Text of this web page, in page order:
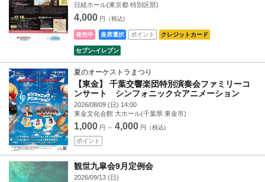
日経ホール(東京都 特別区部)
4,000 円（税込)
発売中 座席選択 ポイント クレジットカード
セブン‐イレブン
夏のオーケストラまつり
【東金】 千葉交響楽団特別演奏会ファミリーコ
ンサート シンフォニック☆アニメーション
2026/08/09 (日) 14:00
東金文化会館 大ホール(千葉県 東金市)
1,000 円 ～ 4,000 円（税込)
ポイント
観世九皐会9月定例会
2026/09/13 (日)